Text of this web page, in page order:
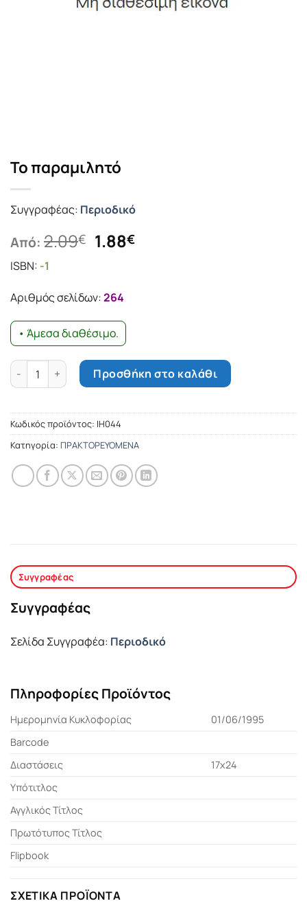
Το παραμιλητό
Συγγραφέας: Περιοδικό
Από: 2.09€ Original
2.09€.
1.88€Η
ISBN: -1
Αριθμός σελίδων:264
• Άμεσα διαθέσιμο.
Το παραμιλητό ποσότηταΠροσθήκη στο καλάθι
Κωδικός προϊόντος: ΙΗ044
Κατηγορία: ΠΡΑΚΤΟΡΕΥΟΜΕΝΑ
Συγγραφέας
Συγγραφέας
Σελίδα Συγγραφέα: Περιοδικό
Πληροφορίες Προϊόντος
Ημερομηνία Κυκλοφορίας
01/06/1995
Barcode
Διαστάσεις
17x24
Υπότιτλος
Αγγλικός Τίτλος
Πρωτότυπος Τίτλος
Flipbook
ΣΧΕΤΙΚΆ ΠΡΟΪΌΝΤΑ